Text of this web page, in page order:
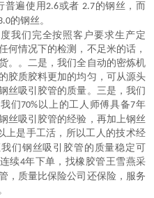
普遍使用2.6或者2.7的钢丝，而
的钢丝。
我们完全按照客户要求生产定
何情况下的检测，不足米的话，
。。二是，我们全自动的密炼机
胶质胶料更加的均匀，可从源头
丝吸引胶管的质量。三是，我们
们70% 以上的工人师傅具备7年
丝吸引胶管的经验，再加上钢丝
上是手工活，所以工人的技术经
们 钢丝吸引胶管 的质量稳定可
续4年下单，找橡胶管王雪燕采
，质量比保险公司还保险，服务